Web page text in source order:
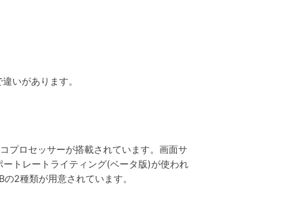
いがあります。
プロセッサーが搭載されています。画面サ
トレートライティング(ベータ版)が使われ
2種類が用意されています。